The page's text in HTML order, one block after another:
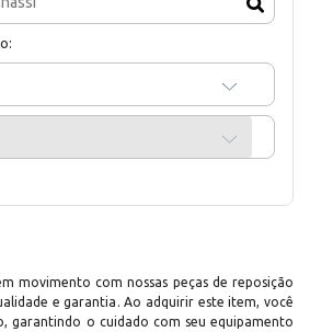
movimento com nossas peças de reposição
e garantia. Ao adquirir este item, você
garantindo o cuidado com seu equipamento